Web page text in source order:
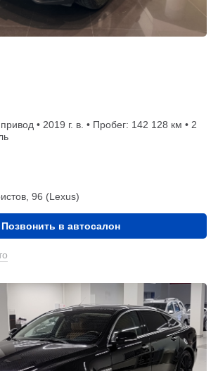
• 2019 г. в. • Пробег: 142 128 км • 2
96 (Lexus)
Позвонить в автосалон